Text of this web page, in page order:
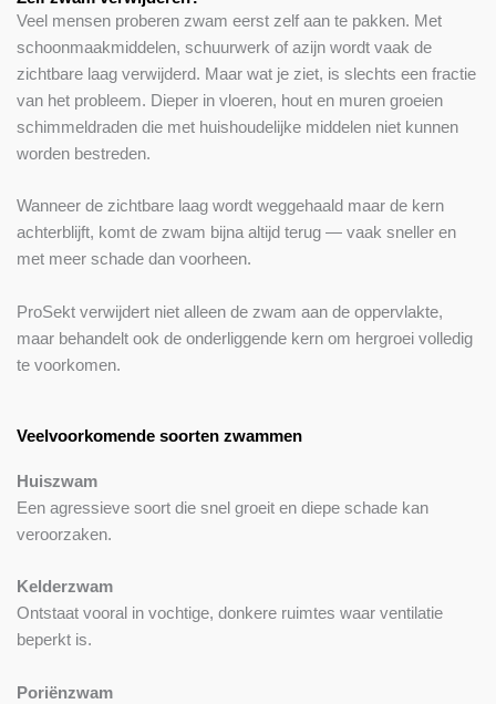
Veel mensen proberen zwam eerst zelf aan te pakken. Met
schoonmaakmiddelen, schuurwerk of azijn wordt vaak de
zichtbare laag verwijderd. Maar wat je ziet, is slechts een fractie
van het probleem. Dieper in vloeren, hout en muren groeien
schimmeldraden die met huishoudelijke middelen niet kunnen
worden bestreden.
Wanneer de zichtbare laag wordt weggehaald maar de kern
achterblijft, komt de zwam bijna altijd terug — vaak sneller en
met meer schade dan voorheen.
ProSekt verwijdert niet alleen de zwam aan de oppervlakte,
maar behandelt ook de onderliggende kern om hergroei volledig
te voorkomen.
Veelvoorkomende soorten zwammen
Huiszwam
Een agressieve soort die snel groeit en diepe schade kan
veroorzaken.
Kelderzwam
Ontstaat vooral in vochtige, donkere ruimtes waar ventilatie
beperkt is.
Poriënzwam